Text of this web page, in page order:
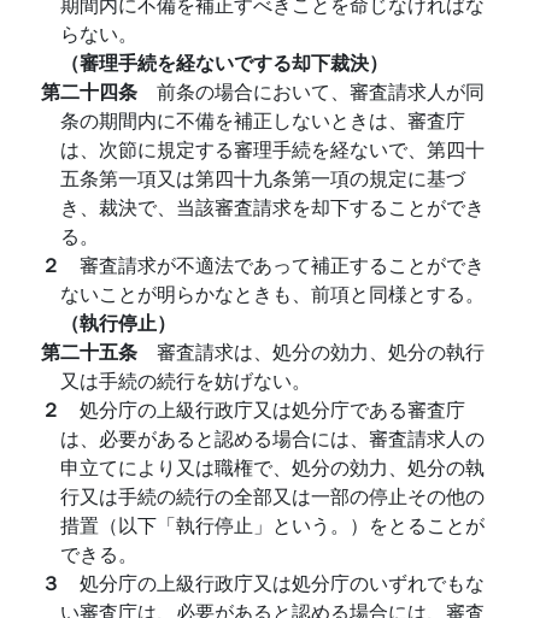
らない。
（審理手続を経ないでする却下裁決）
第二十四条 前条の場合において、審査請求人が同
条の期間内に不備を補正しないときは、審査庁
は、次節に規定する審理手続を経ないで、第四十
五条第一項又は第四十九条第一項の規定に基づ
き、裁決で、当該審査請求を却下することができ
る。
２ 審査請求が不適法であって補正することができ
ないことが明らかなときも、前項と同様とする。
（執行停止）
第二十五条 審査請求は、処分の効力、処分の執行
又は手続の続行を妨げない。
２ 処分庁の上級行政庁又は処分庁である審査庁
は、必要があると認める場合には、審査請求人の
申立てにより又は職権で、処分の効力、処分の執
行又は手続の続行の全部又は一部の停止その他の
措置（以下「執行停止」という。）をとることが
できる。
３ 処分庁の上級行政庁又は処分庁のいずれでもな
い審査庁は、必要があると認める場合には、審査